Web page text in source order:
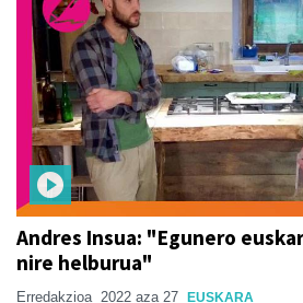
Andres Insua: "Egunero
nire helburua"
Erredakzioa 2022 aza 27 EUSKARA